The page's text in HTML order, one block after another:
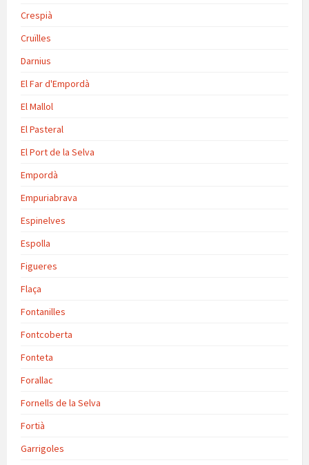
Crespià
Cruïlles
Darnius
El Far d'Empordà
El Mallol
El Pasteral
El Port de la Selva
Empordà
Empuriabrava
Espinelves
Espolla
Figueres
Flaça
Fontanilles
Fontcoberta
Fonteta
Forallac
Fornells de la Selva
Fortià
Garrigoles